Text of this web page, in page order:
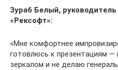
Зураб Белый,
«Рексофт»:
«Мне комфортнее
готовлюсь к презентациям —
зеркалом и не делаю